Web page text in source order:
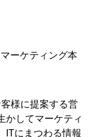
ーケティング本
様に提案する営
かしてマーケティ
ITにまつわる情報